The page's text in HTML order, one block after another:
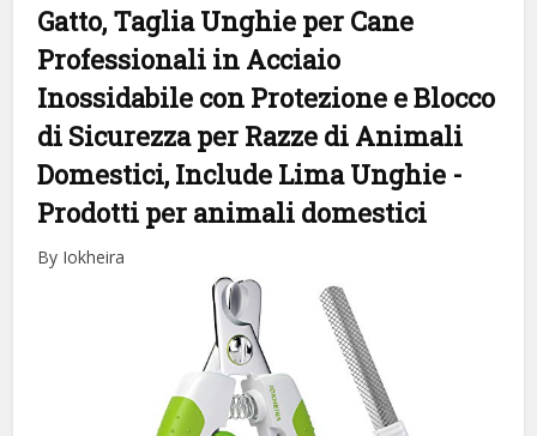
Gatto, Taglia Unghie per Cane
Professionali in Acciaio
Inossidabile con Protezione e Blocco
di Sicurezza per Razze di Animali
Domestici, Include Lima Unghie -
Prodotti per animali domestici
By Iokheira